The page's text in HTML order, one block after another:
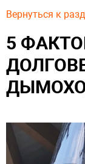
Вернуться к
5